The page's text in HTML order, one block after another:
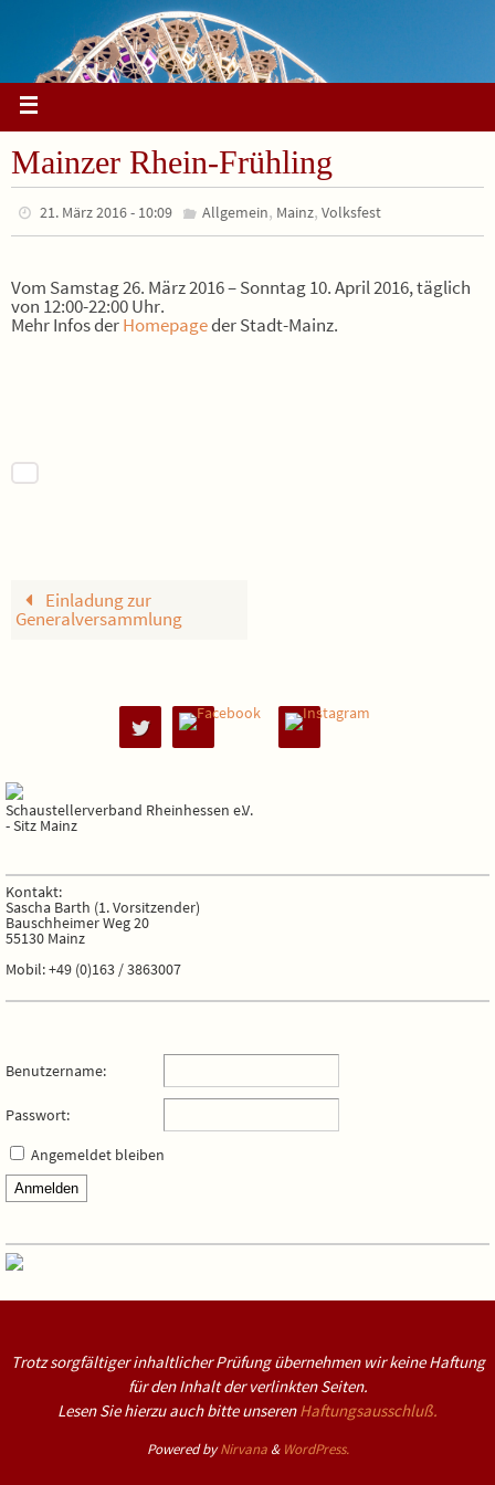
Mainzer Rhein-Frühling
21. März 2016 - 10:09 Allgemein, Mainz, Volksfest
Vom Samstag 26. März 2016 – Sonntag 10. April 2016, täglich
von 12:00-22:00 Uhr.
Mehr Infos derHomepageder Stadt-Mainz.
Einladung zur
Generalversammlung
Schaustellerverband Rheinhessen e.V.
- Sitz Mainz
Kontakt:
Sascha Barth (1. Vorsitzender)
Bauschheimer Weg 20
55130 Mainz
Mobil: +49 (0)163 / 3863007
Benutzername:
Passwort:
Angemeldet bleiben
Anmelden
Trotz sorgfältiger inhaltlicher Prüfung übernehmen wir keine Haftung
für den Inhalt der verlinkten Seiten.
Lesen Sie hierzu auch bitte unserenHaftungsausschluß.
Powered byNirvana& WordPress.